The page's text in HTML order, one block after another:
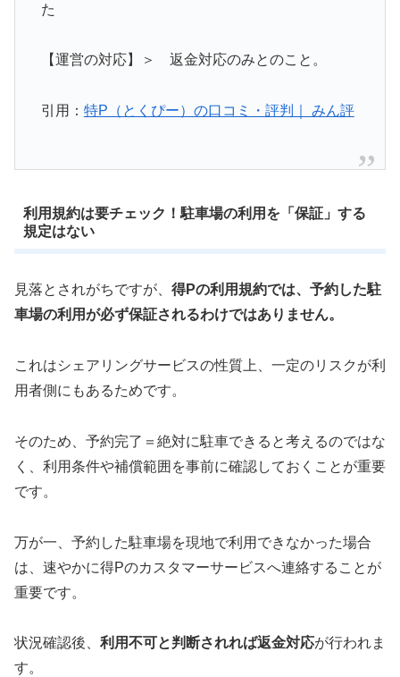
た
​【運営の対応】＞ 返金対応のみとのこと。
引用： 特P（とくぴー）の口コミ・評判｜ みん評
利用規約は要チェック！駐車場の利用を「保証」する
規定はない
見落とされがちですが、 得Pの利用規約では、予約した駐
車場の利用が必ず保証されるわけではありません。
これはシェアリングサービスの性質上、一定のリスクが利
用者側にもあるためです。
そのため、予約完了＝絶対に駐車できると考えるのではな
く、利用条件や補償範囲を事前に確認しておくことが重要
です。
万が一、予約した駐車場を現地で利用できなかった場合
は、速やかに得Pのカスタマーサービスへ連絡することが
重要です。
状況確認後、 利用不可と判断されれば返金対応が行われま
す。